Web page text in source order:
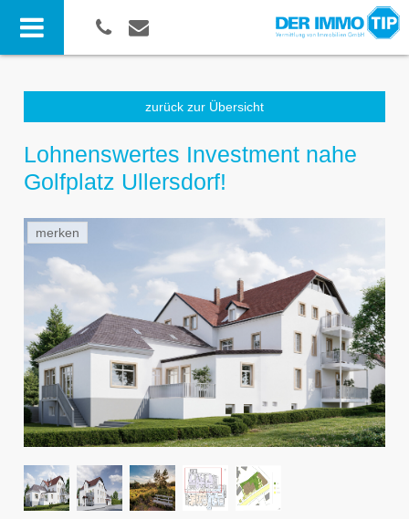
zurück zur Übersicht
Lohnenswertes Investment nahe
Golfplatz Ullersdorf!
merken